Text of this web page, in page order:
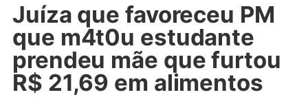
Juíza que favoreceu PM
que m4t0u estudante
prendeu mãe que furtou
R$ 21,69 em alimentos